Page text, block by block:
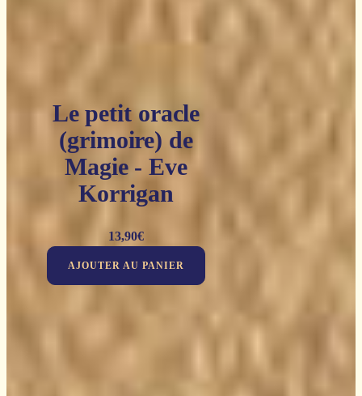
Le petit oracle
(grimoire) de
Magie - Eve
Korrigan
13,90€
AJOUTER AU PANIER